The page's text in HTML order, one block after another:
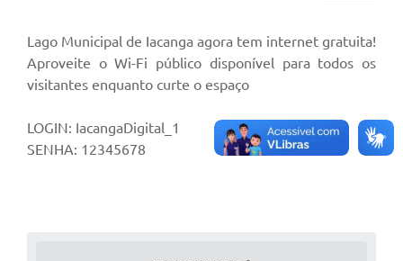
Internet Gratuita
Contato
FAQ / Perguntas e Respostas Frequentes
Lago Municipal de Iacanga agora tem internet gratuita!
Aproveite o Wi-Fi público disponível para todos os
visitantes enquanto curte o espaço
LOGIN: IacangaDigital_1
SENHA: 12345678